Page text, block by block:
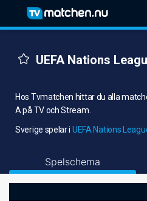
UEFA Nations
Hos Tvmatchen hittar du alla
A på TV och Stream.
Sverige spelar i UEFA Nations
Spelschema